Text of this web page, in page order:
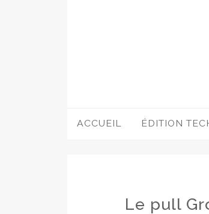
ACCUEIL ÉDITION
Le pull